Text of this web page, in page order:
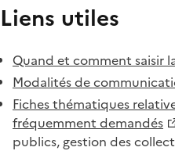
Liens utiles
Quand et comment saisir
Modalités de
Fiches thématiques
fréquemment demandés
publics, gestion des